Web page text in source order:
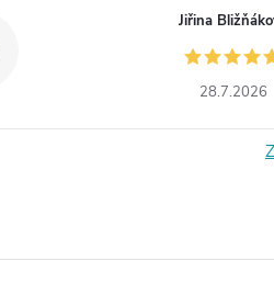
Jiřina
28.7.2026